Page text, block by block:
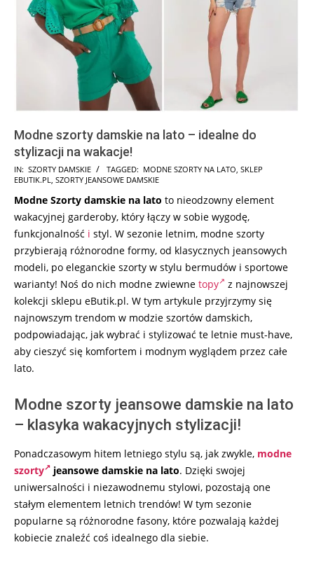
Modne szorty damskie na lato – idealne do
stylizacji na wakacje!
2026-
07-
31
IN: SZORTY DAMSKIE TAGGED: MODNE SZORTY NA LATO SKLEP
EBUTIK.PL
SZORTY JEANSOWE DAMSKIE
Modne Szorty damskie na lato to nieodzowny element
wakacyjnej garderoby, który łączy w sobie wygodę,
funkcjonalność i styl. W sezonie letnim, modne szorty
przybierają różnorodne formy, od klasycznych jeansowych
modeli, po eleganckie szorty w stylu bermudów i sportowe
warianty! Noś do nich modne zwiewne topy
z najnowszej
kolekcji sklepu eButik.pl. W tym artykule przyjrzymy się
najnowszym trendom w modzie szortów damskich,
podpowiadając, jak wybrać i stylizować te letnie must-have,
aby cieszyć się komfortem i modnym wyglądem przez całe
lato.
Modne szorty jeansowe damskie na lato
– klasyka wakacyjnych stylizacji!
Ponadczasowym hitem letniego stylu są, jak zwykle, modne
szorty
jeansowe damskie na lato. Dzięki swojej
uniwersalności i niezawodnemu stylowi, pozostają one
stałym elementem letnich trendów! W tym sezonie
popularne są różnorodne fasony, które pozwalają każdej
kobiecie znaleźć coś idealnego dla siebie.